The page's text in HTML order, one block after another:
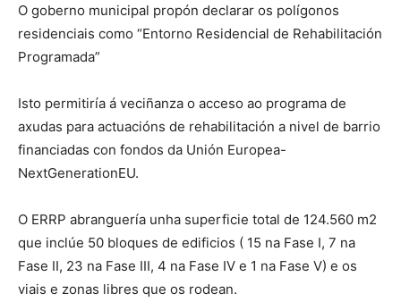
O goberno municipal propón declarar os polígonos
residenciais como “Entorno Residencial de Rehabilitación
Programada”
Isto permitiría á veciñanza o acceso ao programa de
axudas para actuacións de rehabilitación a nivel de barrio
financiadas con fondos da Unión Europea-
NextGenerationEU.
O ERRP abranguería unha superficie total de 124.560 m2
que inclúe 50 bloques de edificios ( 15 na Fase I, 7 na
Fase II, 23 na Fase III, 4 na Fase IV e 1 na Fase V) e os
viais e zonas libres que os rodean.